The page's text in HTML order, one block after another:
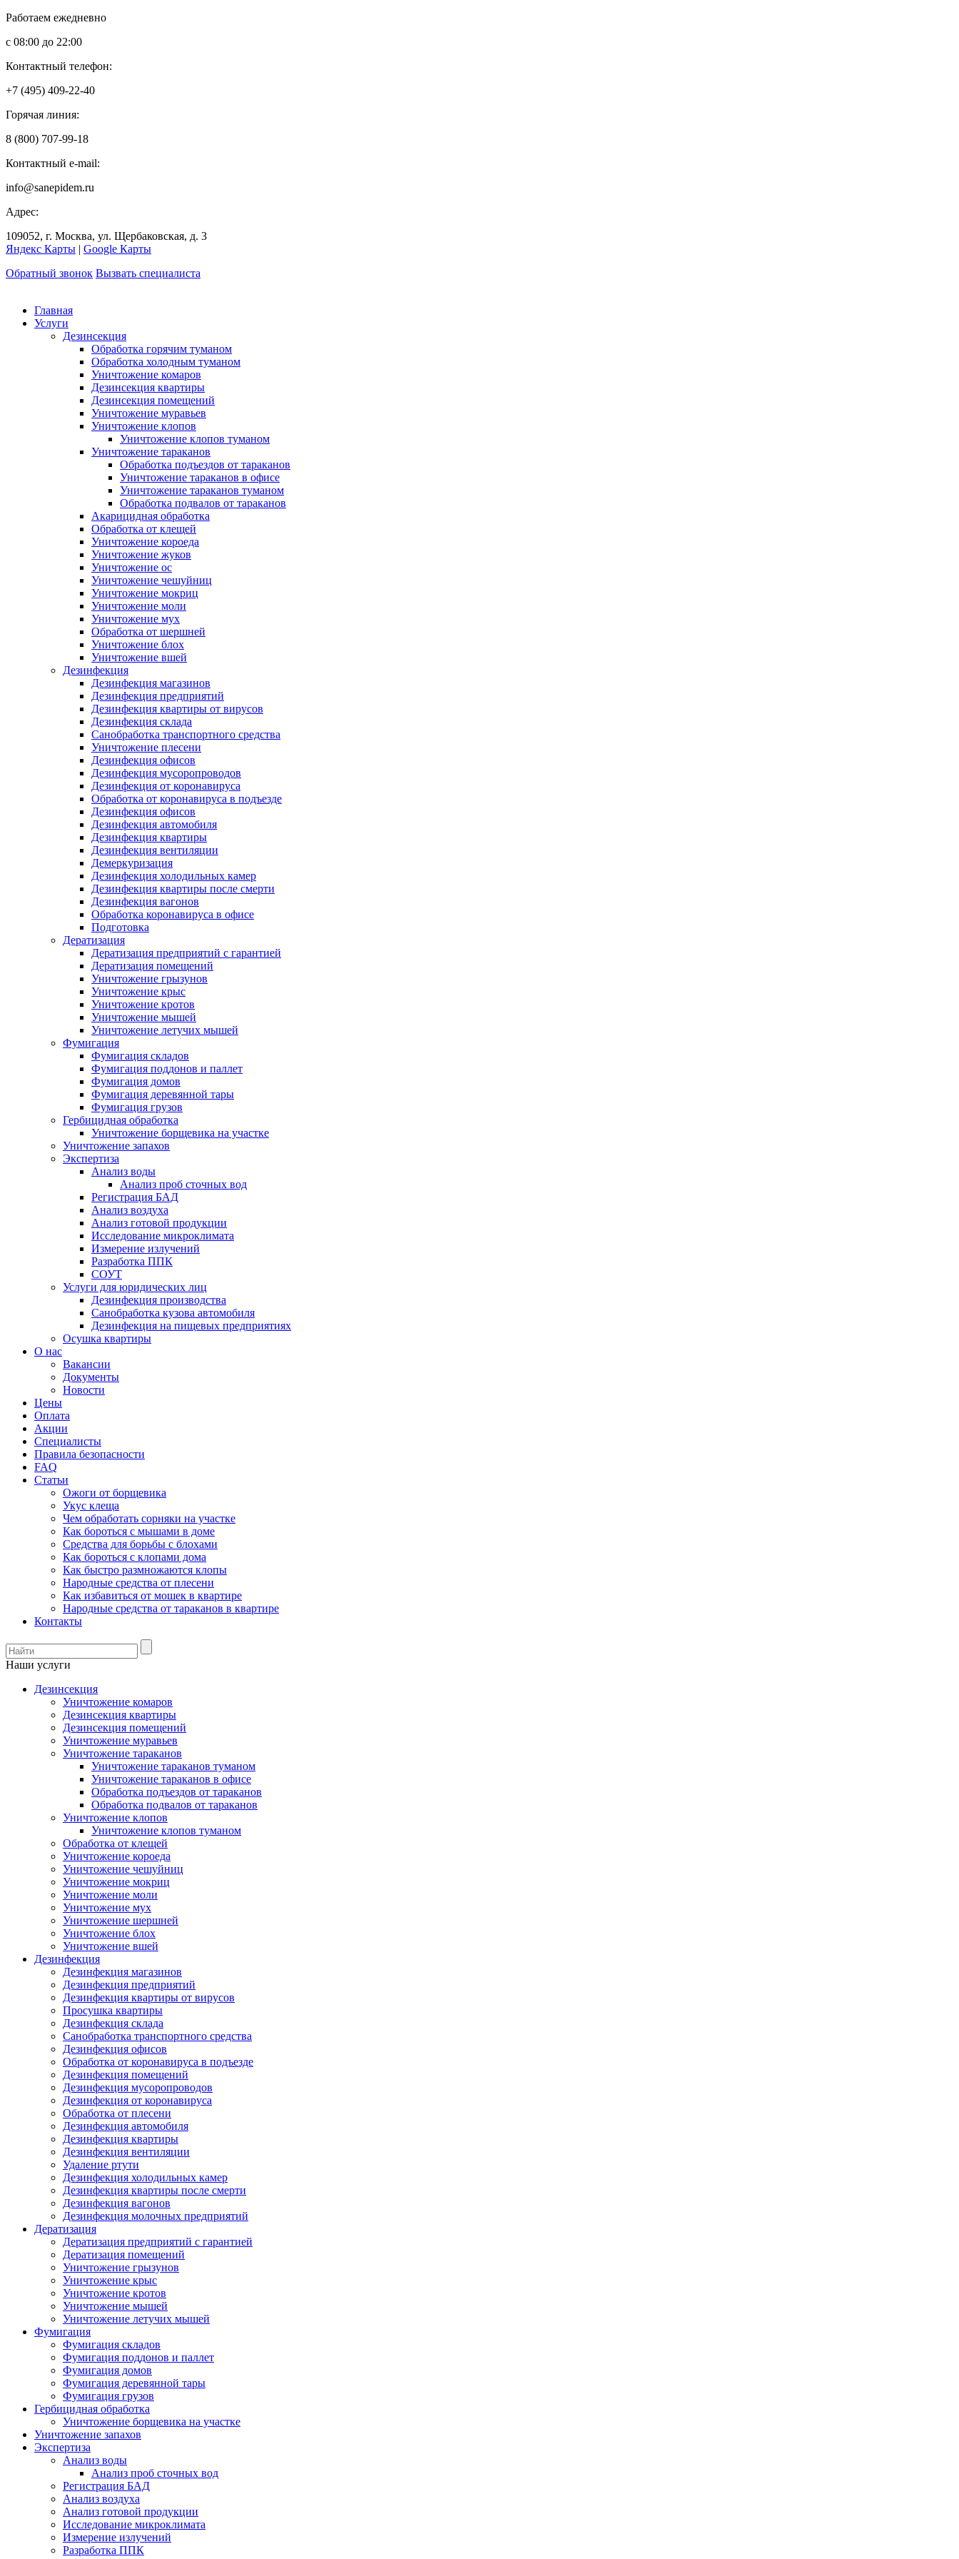
Работаем ежедневно
с 08:00 до 22:00
Контактный телефон:
+7 (495) 409-22-40
Горячая линия:
8 (800) 707-99-18
Контактный e-mail:
info@sanepidem.ru
Адрес:
109052, г. Москва, ул. Щербаковская, д. 3
Яндекс Карты | Google Карты
Обратный звонок Вызвать специалиста
Главная
Услуги
Дезинсекция
Обработка горячим туманом
Обработка холодным туманом
Уничтожение комаров
Дезинсекция квартиры
Дезинсекция помещений
Уничтожение муравьев
Уничтожение клопов
Уничтожение клопов туманом
Уничтожение тараканов
Обработка подъездов от тараканов
Уничтожение тараканов в офисе
Уничтожение тараканов туманом
Обработка подвалов от тараканов
Акарицидная обработка
Обработка от клещей
Уничтожение короеда
Уничтожение жуков
Уничтожение ос
Уничтожение чешуйниц
Уничтожение мокриц
Уничтожение моли
Уничтожение мух
Обработка от шершней
Уничтожение блох
Уничтожение вшей
Дезинфекция
Дезинфекция магазинов
Дезинфекция предприятий
Дезинфекция квартиры от вирусов
Дезинфекция склада
Санобработка транспортного средства
Уничтожение плесени
Дезинфекция офисов
Дезинфекция мусоропроводов
Дезинфекция от коронавируса
Обработка от коронавируса в подъезде
Дезинфекция офисов
Дезинфекция автомобиля
Дезинфекция квартиры
Дезинфекция вентиляции
Демеркуризация
Дезинфекция холодильных камер
Дезинфекция квартиры после смерти
Дезинфекция вагонов
Обработка коронавируса в офисе
Подготовка
Дератизация
Дератизация предприятий с гарантией
Дератизация помещений
Уничтожение грызунов
Уничтожение крыс
Уничтожение кротов
Уничтожение мышей
Уничтожение летучих мышей
Фумигация
Фумигация складов
Фумигация поддонов и паллет
Фумигация домов
Фумигация деревянной тары
Фумигация грузов
Гербицидная обработка
Уничтожение борщевика на участке
Уничтожение запахов
Экспертиза
Анализ воды
Анализ проб сточных вод
Регистрация БАД
Анализ воздуха
Анализ готовой продукции
Исследование микроклимата
Измерение излучений
Разработка ППК
СОУТ
Услуги для юридических лиц
Дезинфекция производства
Санобработка кузова автомобиля
Дезинфекция на пищевых предприятиях
Осушка квартиры
О нас
Вакансии
Документы
Новости
Цены
Оплата
Акции
Специалисты
Правила безопасности
FAQ
Статьи
Ожоги от борщевика
Укус клеща
Чем обработать сорняки на участке
Как бороться с мышами в доме
Средства для борьбы с блохами
Как бороться с клопами дома
Как быстро размножаются клопы
Народные средства от плесени
Как избавиться от мошек в квартире
Народные средства от тараканов в квартире
Контакты
Наши услуги
Дезинсекция
Уничтожение комаров
Дезинсекция квартиры
Дезинсекция помещений
Уничтожение муравьев
Уничтожение тараканов
Уничтожение тараканов туманом
Уничтожение тараканов в офисе
Обработка подъездов от тараканов
Обработка подвалов от тараканов
Уничтожение клопов
Уничтожение клопов туманом
Обработка от клещей
Уничтожение короеда
Уничтожение чешуйниц
Уничтожение мокриц
Уничтожение моли
Уничтожение мух
Уничтожение шершней
Уничтожение блох
Уничтожение вшей
Дезинфекция
Дезинфекция магазинов
Дезинфекция предприятий
Дезинфекция квартиры от вирусов
Просушка квартиры
Дезинфекция склада
Санобработка транспортного средства
Дезинфекция офисов
Обработка от коронавируса в подъезде
Дезинфекция помещений
Дезинфекция мусоропроводов
Дезинфекция от коронавируса
Обработка от плесени
Дезинфекция автомобиля
Дезинфекция квартиры
Дезинфекция вентиляции
Удаление ртути
Дезинфекция холодильных камер
Дезинфекция квартиры после смерти
Дезинфекция вагонов
Дезинфекция молочных предприятий
Дератизация
Дератизация предприятий с гарантией
Дератизация помещений
Уничтожение грызунов
Уничтожение крыс
Уничтожение кротов
Уничтожение мышей
Уничтожение летучих мышей
Фумигация
Фумигация складов
Фумигация поддонов и паллет
Фумигация домов
Фумигация деревянной тары
Фумигация грузов
Гербицидная обработка
Уничтожение борщевика на участке
Уничтожение запахов
Экспертиза
Анализ воды
Анализ проб сточных вод
Регистрация БАД
Анализ воздуха
Анализ готовой продукции
Исследование микроклимата
Измерение излучений
Разработка ППК